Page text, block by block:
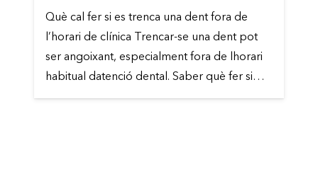
Què cal fer si es trenca una dent fora de
l’horari de clínica Trencar-se una dent pot
ser angoixant, especialment fora de lhorari
habitual datenció dental. Saber què fer si…